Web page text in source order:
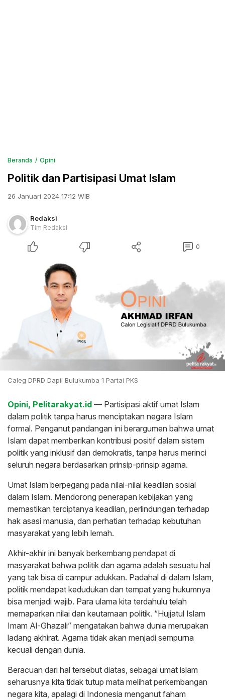
Beranda Opini
Politik dan Partisipasi Umat Islam
26 Januari 2024 17:12 WIB
Redaksi
Tim Redaksi
0
Caleg DPRD Dapil Bulukumba 1 Partai PKS
Opini, Pelitarakyat.id — Partisipasi aktif umat Islam
dalam politik tanpa harus menciptakan negara Islam
formal. Penganut pandangan ini berargumen bahwa umat
Islam dapat memberikan kontribusi positif dalam sistem
politik yang inklusif dan demokratis, tanpa harus merinci
seluruh negara berdasarkan prinsip-prinsip agama.
Umat Islam berpegang pada nilai-nilai keadilan sosial
dalam Islam. Mendorong penerapan kebijakan yang
memastikan terciptanya keadilan, perlindungan terhadap
hak asasi manusia, dan perhatian terhadap kebutuhan
masyarakat yang lebih lemah.
Akhir-akhir ini banyak berkembang pendapat di
masyarakat bahwa politik dan agama adalah sesuatu hal
yang tak bisa di campur adukkan. Padahal di dalam Islam,
politik mendapat kedudukan dan tempat yang hukumnya
bisa menjadi wajib. Para ulama kita terdahulu telah
memaparkan nilai dan keutamaan politik. “Hujjatul Islam
Imam Al-Ghazali” mengatakan bahwa dunia merupakan
ladang akhirat. Agama tidak akan menjadi sempurna
kecuali dengan dunia.
Beracuan dari hal tersebut diatas, sebagai umat islam
seharusnya kita tidak tutup mata melihat perkembangan
negara kita, apalagi di Indonesia menganut faham